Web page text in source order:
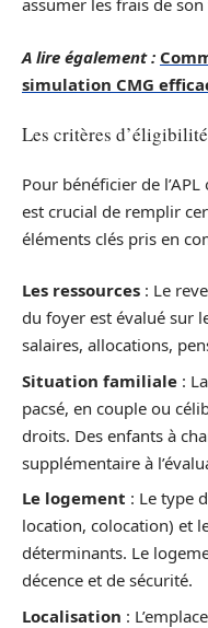
assumer les frais de
A lire également :
simulation CMG
Les critères
Pour bénéficier de
est crucial de remplir
éléments clés pris en
Les ressources : Le
du foyer est évalué sur
salaires, allocations,
Situation familiale :
pacsé, en couple ou
droits. Des enfants à
supplémentaire à
Le logement : Le type
location, colocation) et
déterminants. Le
décence et de sécurité.
Localisation :